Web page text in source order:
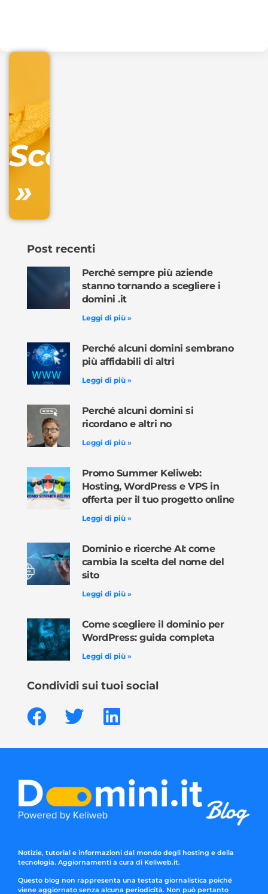
Scopri
»
Post recenti
Perché sempre più aziende
stanno tornando a scegliere i
domini .it
Leggi di più »
Perché alcuni domini sembrano
più affidabili di altri
Leggi di più »
Perché alcuni domini si
ricordano e altri no
Leggi di più »
Promo Summer Keliweb:
Hosting, WordPress e VPS in
offerta per il tuo progetto online
Leggi di più »
Dominio e ricerche AI: come
cambia la scelta del nome del
sito
Leggi di più »
Come scegliere il dominio per
WordPress: guida completa
Leggi di più »
Condividi sui tuoi social
Notizie, tutorial e informazioni dal mondo degli hosting e della
tecnologia. Aggiornamenti a cura di Keliweb.it.
Questo blog non rappresenta una testata giornalistica poiché
viene aggiornato senza alcuna periodicità. Non può pertanto